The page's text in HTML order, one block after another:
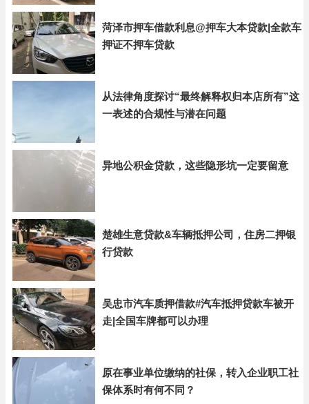
菏泽市押车借款利息@押车大本贷款|全款车
押证不押车贷款
从法律角度探讨“最终解释权归本店所有”这
一表述的合规性与潜在问题
异地公积金贷款，这些隐形坑一定要留意
楚雄生意贷款&车辆抵押公司，住房二押银
行贷款
吴忠市汽车质押借款#汽车抵押贷款车被开
走|全国车牌都可以办理
原在事业单位缴纳的社保，转入企业职工社
保体系时有何不同？